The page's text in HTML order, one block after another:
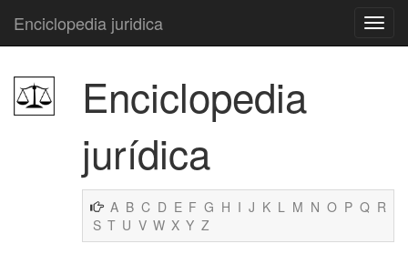
Enciclopedia juridica
Enciclopedia
jurídica
A B C D E F G H I J K L M N O P Q R
S T U V W X Y Z